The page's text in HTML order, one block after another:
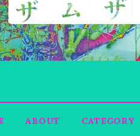
ABOUT CATEGORY